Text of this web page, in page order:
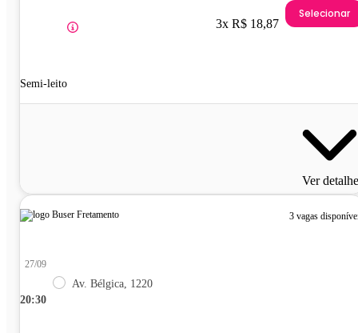
Semi-leito
3x R$ 18,87
Selecionar
Ver
3 vagas
20:30
27/09
Av. Bélgica, 1220